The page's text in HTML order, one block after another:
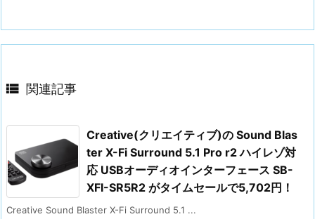
 関連記事
Creative(クリエイティブ)の Sound Blas
ter X-Fi Surround 5.1 Pro r2 ハイレゾ対
応 USBオーディオインターフェース SB-
XFI-SR5R2 がタイムセールで5,702円！
Creative Sound Blaster X-Fi Surround 5.1 ...